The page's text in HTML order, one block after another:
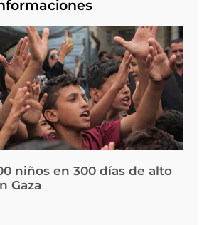
niños en 300 días de alto
Gaza